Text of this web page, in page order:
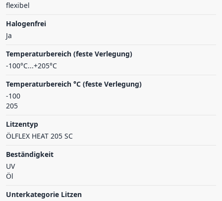
flexibel
Halogenfrei
Ja
Temperaturbereich (feste Verlegung)
-100°C...+205°C
Temperaturbereich °C (feste Verlegung)
-100
205
Litzentyp
ÖLFLEX HEAT 205 SC
Beständigkeit
UV
Öl
Unterkategorie Litzen